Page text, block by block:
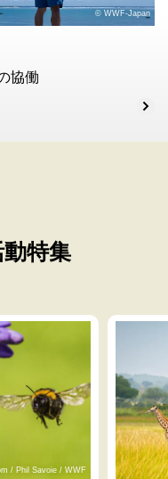
© WWF-Japan
協働
特集
/ Phil Savoie / WWF